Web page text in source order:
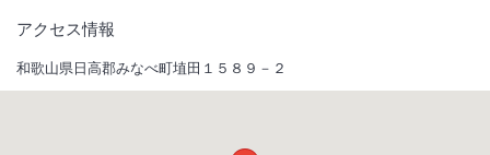
アクセス情報
和歌山県日高郡みなべ町埴田１５８９－２